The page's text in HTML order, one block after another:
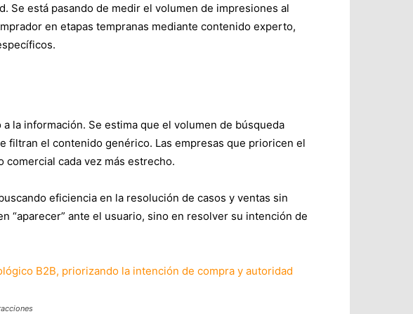
Se está pasando de medir el volumen de impresiones al
en etapas tempranas mediante contenido experto,
la información. Se estima que el volumen de búsqueda
filtran el contenido genérico. Las empresas que prioricen el
comercial cada vez más estrecho.
eficiencia en la resolución de casos y ventas sin
“aparecer” ante el usuario, sino en resolver su intención de